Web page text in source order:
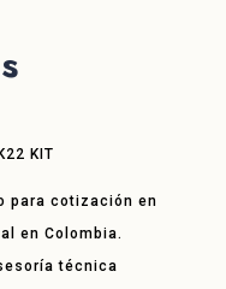
KIT
para cotización en
en Colombia.
técnica